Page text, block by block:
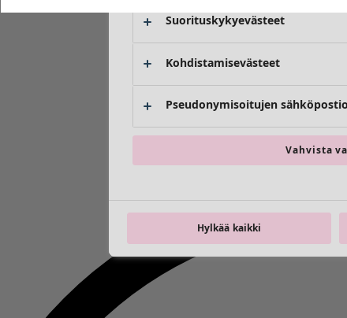
Suorituskykyevästeet
Kohdistamisevästeet
Pseudonymisoitujen
Vahvista
Hylkää kaikki